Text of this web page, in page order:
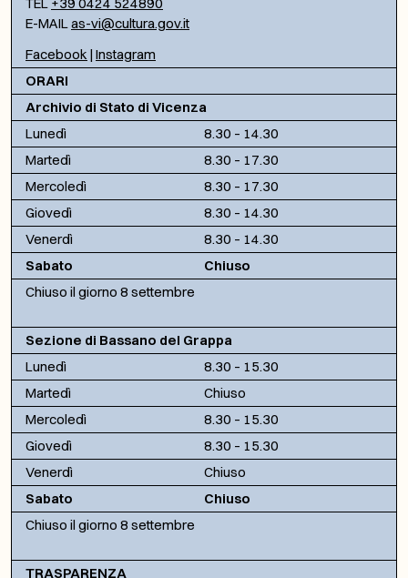
E-MAILas-vi@cultura.gov.it
Facebook | Instagram
ORARI
Archivio di Stato di Vicenza
Lunedì
8.30 – 14.30
Martedì
8.30 – 17.30
Mercoledì
8.30 – 17.30
Giovedì
8.30 – 14.30
Venerdì
8.30 – 14.30
Sabato
Chiuso
Chiuso il giorno 8 settembre
Sezione di Bassano del Grappa
Lunedì
8.30 – 15.30
Martedì
Chiuso
Mercoledì
8.30 – 15.30
Giovedì
8.30 – 15.30
Venerdì
Chiuso
Sabato
Chiuso
Chiuso il giorno 8 settembre
TRASPARENZA